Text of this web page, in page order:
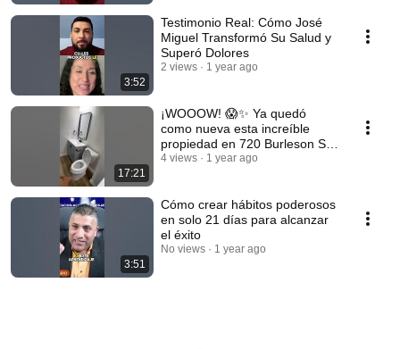
3:52
Testimonio Real: Cómo José
Miguel Transformó Su Salud y
Superó Dolores
2 views 1 year ago
17:21
¡WOOOW! 😱✨ Ya quedó
como nueva esta increíble
propiedad en 720 Burleson St.
🏡
4 views 1 year ago
3:51
Cómo crear hábitos poderosos
en solo 21 días para alcanzar
el éxito
No views 1 year ago